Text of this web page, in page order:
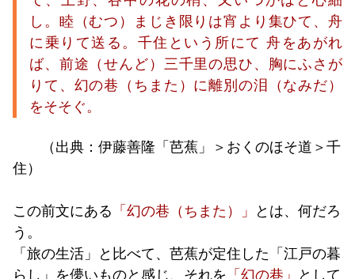
し。睦（むつ）まじき限りは宵より集ひて、舟
に乗りて送る。千住という所にて 舟をあがれ
ば、前途（せんど）三千里の思ひ、胸にふさが
りて、幻の巷（ちまた）に離別の泪（なみだ）
をそそぐ。
（出典：伊藤善隆「芭蕉」＞おくのほそ道＞千
住）
この前文にある 「幻の巷（ちまた）」
とは、何だろ
う。
「旅の生活」と比べて、芭蕉が定住した「江戸の暮
らし」を儚いものと感じ、それを 「幻の巷」
として